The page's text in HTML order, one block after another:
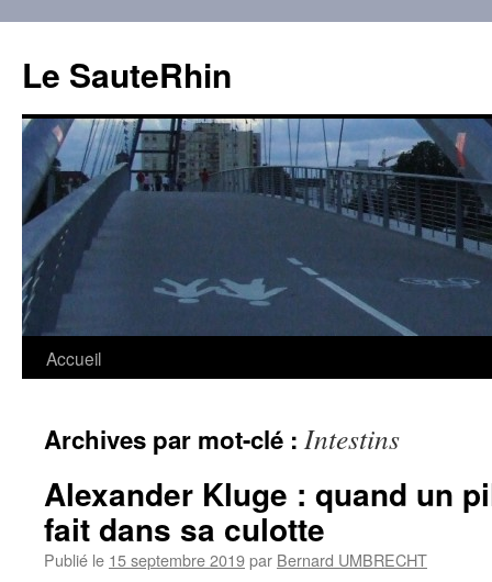
contenu
Le SauteRhin
Accueil
Archives par mot-clé : Intestins
Alexander Kluge : quand un
fait dans sa culotte
Publié le 15 septembre 2019par Bernard UMBRECHT